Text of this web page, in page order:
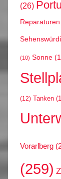
(26)
Reparaturen
(10) Sonne
(12) Tanken
Vorarlberg
(259)